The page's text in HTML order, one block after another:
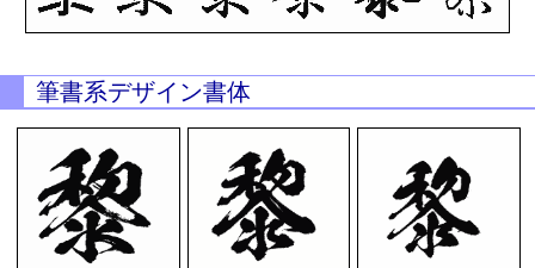
筆書系デザイン書体